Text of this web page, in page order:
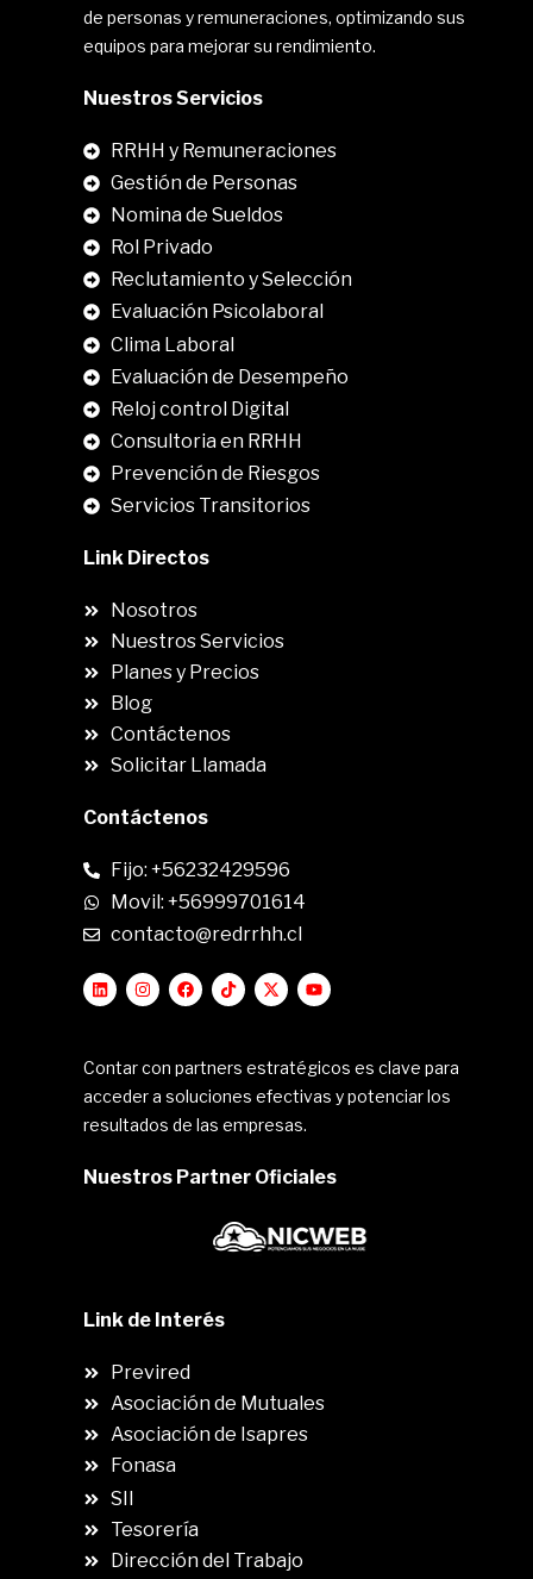
de personas y remuneraciones, optimizando sus
equipos para mejorar su rendimiento.
Nuestros Servicios
RRHH y Remuneraciones
Gestión de Personas
Nomina de Sueldos
Rol Privado
Reclutamiento y Selección
Evaluación Psicolaboral
Clima Laboral
Evaluación de Desempeño
Reloj control Digital
Consultoria en RRHH
Prevención de Riesgos
Servicios Transitorios
Link Directos
Nosotros
Nuestros Servicios
Planes y Precios
Blog
Contáctenos
Solicitar Llamada
Contáctenos
Fijo: +56232429596
Movil: +56999701614
contacto@redrrhh.cl
Contar con partners estratégicos es clave para
acceder a soluciones efectivas y potenciar los
resultados de las empresas.
Nuestros Partner Oficiales
Link de Interés
Previred
Asociación de Mutuales
Asociación de Isapres
Fonasa
SII
Tesorería
Dirección del Trabajo